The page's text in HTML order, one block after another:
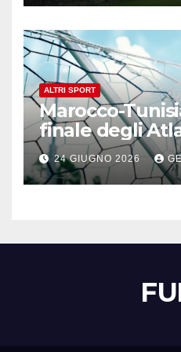
ALTRI SPORT
Marocco-
finale degli
24 GIUGNO 2026